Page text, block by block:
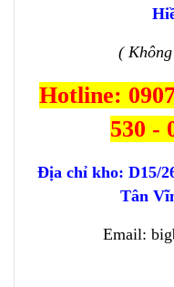
(
Hotline:
530 -
Địa chỉ kho: D15/
Tân
Email: